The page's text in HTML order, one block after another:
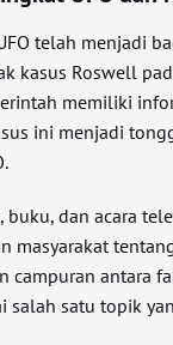
telah menjadi
kasus Roswell
memiliki
ini menjadi
buku, dan acara
masyarakat
campuran antara
salah satu topik